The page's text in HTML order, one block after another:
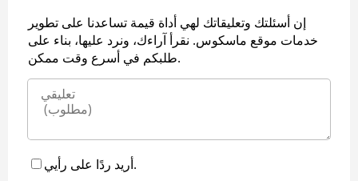
إن أسئلتك وتعليقاتك لهي أداة قيمة تساعدنا على تطوير
خدمات موقع ماسكوس. نقرأ آراءك، ونرد عليها، بناء على
طلبكم في أسرع وقت ممكن.
أريد ردًا على رأيي.